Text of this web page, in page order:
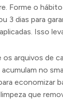
Forme o
3 dias para
Isso
os arquivos de
no
economizar
que